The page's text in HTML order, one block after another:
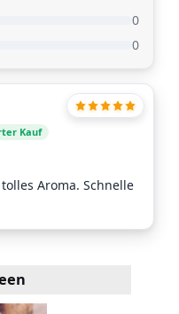
0
0
Kauf
Aroma. Schnelle